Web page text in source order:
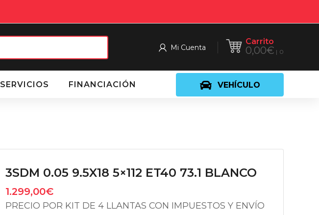
Carrito
0,00€ 0
Mi Cuenta
VEHÍCULO
SERVICIOS FINANCIACIÓN
3SDM 0.05 9.5X18 5×112 ET40 73.1 BLANCO
1.299,00€
PRECIO POR KIT DE 4 LLANTAS CON IMPUESTOS Y ENVÍO